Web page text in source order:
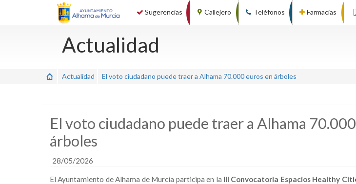
Sugerencias Callejero Teléfonos Farmacias
Actualidad
Actualidad El voto ciudadano puede traer a Alhama 70.000 euros en árboles
El voto ciudadano puede traer a Alhama
árboles
28/05/2026
El Ayuntamiento de Alhama de Murcia participa en la III Convocatoria Espacios Healthy